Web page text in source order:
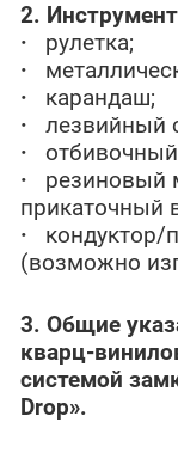
2.
· рулетка;
·
· карандаш;
· лезвийный
·
· резиновый
прикаточный
· кондуктор/
(возможно
3. Общие
кварц-
системой
Drop».